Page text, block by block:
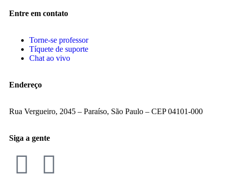
Entre em contato
Torne-se professor
Tíquete de suporte
Chat ao vivo
Endereço
Rua Vergueiro, 2045 – Paraíso, São Paulo – CEP 04101-000
Siga a gente